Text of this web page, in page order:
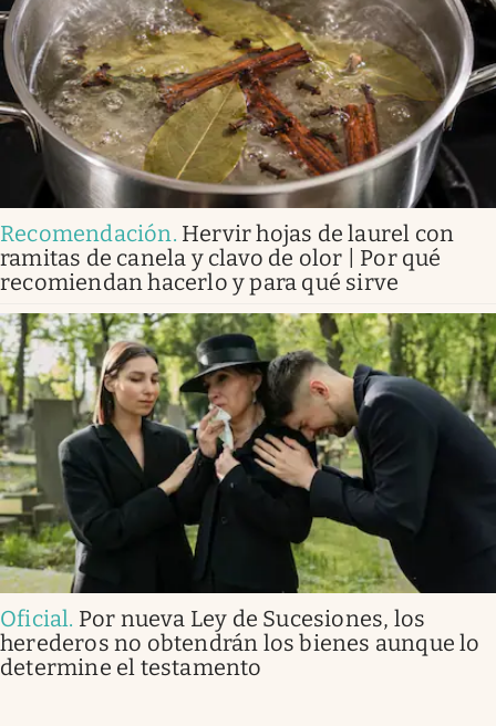
Recomendación. Hervir hojas de laurel con
ramitas de canela y clavo de olor | Por qué
recomiendan hacerlo y para qué sirve
Oficial. Por nueva Ley de Sucesiones, los
herederos no obtendrán los bienes aunque lo
determine el testamento